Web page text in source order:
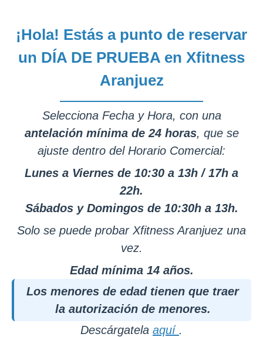
¡Hola! Estás a punto de reservar
un DÍA DE PRUEBA en Xfitness
Aranjuez
Selecciona Fecha y Hora, con una
antelación mínima de 24 horas, que se
ajuste dentro del Horario Comercial:
Lunes a Viernes de 10:30 a 13h / 17h a
22h.
Sábados y Domingos de 10:30h a 13h.
Solo se puede probar Xfitness Aranjuez una
vez.
Edad mínima 14 años.
Los menores de edad tienen que traer
la autorización de menores.
Descárgatela aquí .